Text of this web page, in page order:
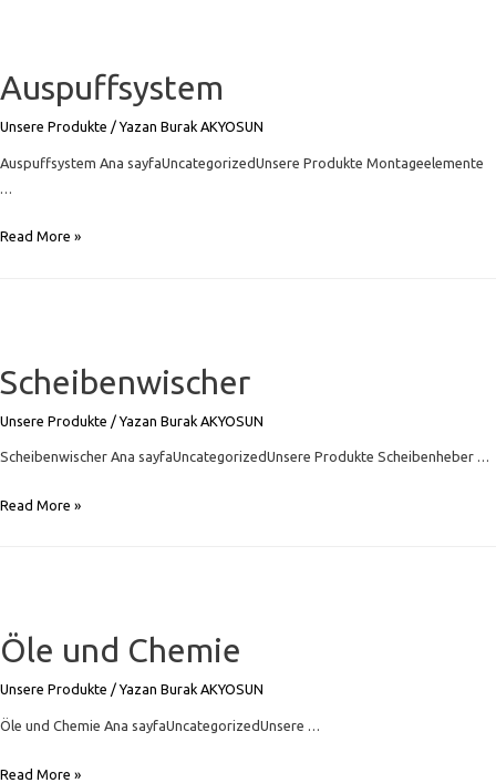
Auspuffsystem
Unsere Produkte / Yazan Burak AKYOSUN
Auspuffsystem Ana sayfaUncategorizedUnsere Produkte Montageelemente
Auspuffsystem
Read More »
Scheibenwischer
Unsere Produkte / Yazan Burak AKYOSUN
Scheibenwischer Ana sayfaUncategorizedUnsere Produkte Scheibenheber …
Scheibenwischer
Read More »
Öle und Chemie
Unsere Produkte / Yazan Burak AKYOSUN
Öle und Chemie Ana sayfaUncategorizedUnsere …
Öle
Read More »